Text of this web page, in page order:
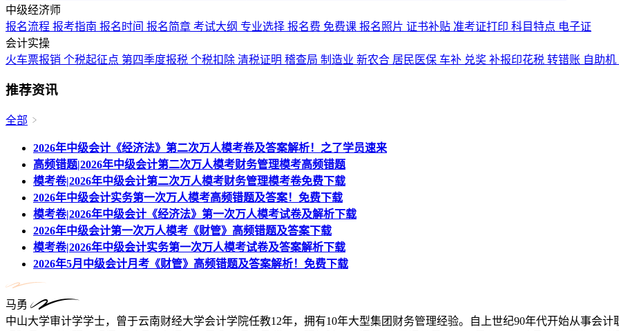
中级经济师
报名流程 报考指南 报名时间 报名简章 考试大纲 专业选择 报名费 免费课 报名照片 证书补贴 准考证打印 科目特点 电子证
会计实操
火车票报销 个税起征点 第四季度报税 个税扣除 清税证明 稽查局 制造业 新农合 居民医保 车补 兑奖 补报印花税 转错账 自助机
推荐资讯
全部
2026年中级会计《经济法》第二次万人模考卷及答案解析！之了学员速来
高频错题|2026年中级会计第二次万人模考财务管理模考高频错题
模考卷|2026年中级会计第二次万人模考财务管理模考卷免费下载
2026年中级会计实务第一次万人模考高频错题及答案！免费下载
模考卷|2026年中级会计《经济法》第一次万人模考试卷及解析下载
2026年中级会计第一次万人模考《财管》高频错题及答案下载
模考卷|2026年中级会计实务第一次万人模考试卷及答案解析下载
2026年5月中级会计月考《财管》高频错题及答案解析！免费下载
马勇
中山大学审计学学士，曾于云南财经大学会计学院任教12年，拥有10年大型集团财务管理经验。自上世纪90年代开始从事会